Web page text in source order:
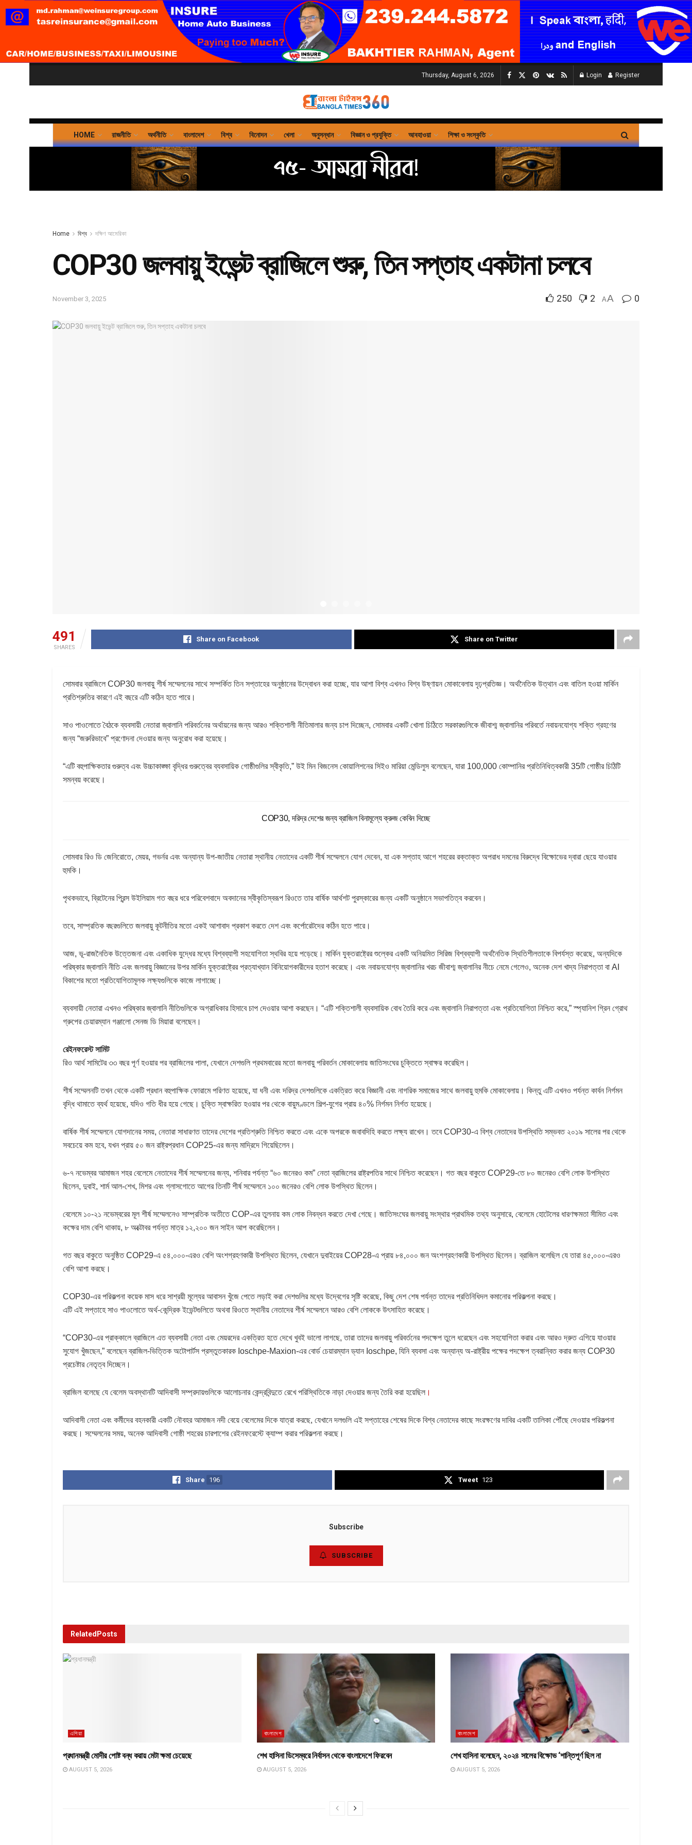
Thursday, August 6, 2026 Login Register
HOME রাজনীতি অর্থনীতি বাংলাদেশ বিশ্ব বিনোদন খেলা অনুসন্ধান বিজ্ঞান ও প্রযুক্তি আবহাওয়া শিক্ষা ও সংস্কৃতি
Home বিশ্ব দক্ষিণ আমেরিকা
COP30 জলবায়ু ইভেন্ট ব্রাজিলে শুরু, তিন সপ্তাহ একটানা চলবে
November 3, 2025 250 2 AA 0
491
SHARES
Share on Facebook Share on Twitter
সোমবার ব্রাজিলে COP30 জলবায়ু শীর্ষ সম্মেলনের সাথে সম্পর্কিত তিন সপ্তাহের অনুষ্ঠানের উদ্বোধন করা হচ্ছে, যার আশা বিশ্ব এখনও বিশ্ব উষ্ণায়ন মোকাবেলায় দৃঢ়প্রতিজ্ঞ। অর্থনৈতিক উত্থান এবং বাতিল হওয়া মার্কিন
প্রতিশ্রুতির কারণে এই বছরে এটি কঠিন হতে পারে।
সাও পাওলোতে বৈঠকে ব্যবসায়ী নেতারা জ্বালানি পরিবর্তনের অর্থায়নের জন্য আরও শক্তিশালী নীতিমালার জন্য চাপ দিচ্ছেন, সোমবার একটি খোলা চিঠিতে সরকারগুলিকে জীবাশ্ম জ্বালানির পরিবর্তে নবায়নযোগ্য শক্তি গ্রহণের
জন্য “জরুরিভাবে” প্রণোদনা দেওয়ার জন্য অনুরোধ করা হয়েছে।
“এটি বহুপাক্ষিকতার গুরুত্ব এবং উচ্চাকাঙ্ক্ষা বৃদ্ধির গুরুত্বের ব্যবসায়িক গোষ্ঠীগুলির স্বীকৃতি,” উই মিন বিজনেস কোয়ালিশনের সিইও মারিয়া মেন্ডিলুস বলেছেন, যারা 100,000 কোম্পানির প্রতিনিধিত্বকারী 35টি গোষ্ঠীর চিঠিটি
সমন্বয় করেছে।
COP30, দরিদ্র দেশের জন্য ব্রাজিল বিনামূল্যে ক্রুজ কেবিন দিচ্ছে
সোমবার রিও ডি জেনিরোতে, মেয়র, গভর্নর এবং অন্যান্য উপ-জাতীয় নেতারা স্থানীয় নেতাদের একটি শীর্ষ সম্মেলনে যোগ দেবেন, যা এক সপ্তাহ আগে শহরের রক্তাক্ত অপরাধ দমনের বিরুদ্ধে বিক্ষোভের দ্বারা ছেয়ে যাওয়ার
হুমকি।
পৃথকভাবে, ব্রিটেনের প্রিন্স উইলিয়াম গত বছর ধরে পরিবেশবাদে অবদানের স্বীকৃতিস্বরূপ রিওতে তার বার্ষিক আর্থশট পুরস্কারের জন্য একটি অনুষ্ঠানে সভাপতিত্ব করবেন।
তবে, সাম্প্রতিক বছরগুলিতে জলবায়ু কূটনীতির মতো একই আশাবাদ প্রকাশ করতে দেশ এবং কর্পোরেটদের কঠিন হতে পারে।
আজ, ভূ-রাজনৈতিক উত্তেজনা এবং একাধিক যুদ্ধের মধ্যে বিশ্বব্যাপী সহযোগিতা স্থবির হয়ে পড়েছে। মার্কিন যুক্তরাষ্ট্রের শুল্কের একটি অনিয়মিত সিরিজ বিশ্বব্যাপী অর্থনৈতিক স্থিতিশীলতাকে বিপর্যস্ত করেছে, অন্যদিকে
পরিষ্কার জ্বালানি নীতি এবং জলবায়ু বিজ্ঞানের উপর মার্কিন যুক্তরাষ্ট্রের প্রত্যাখ্যান বিনিয়োগকারীদের হতাশ করেছে। এবং নবায়নযোগ্য জ্বালানির খরচ জীবাশ্ম জ্বালানির নীচে নেমে গেলেও, অনেক দেশ খাদ্য নিরাপত্তা বা AI
বিকাশের মতো প্রতিযোগিতামূলক লক্ষ্যগুলিকে কাজে লাগাচ্ছে।
ব্যবসায়ী নেতারা এখনও পরিষ্কার জ্বালানি নীতিগুলিকে অগ্রাধিকার হিসাবে চাপ দেওয়ার আশা করছেন। “এটি শক্তিশালী ব্যবসায়িক বোধ তৈরি করে এবং জ্বালানি নিরাপত্তা এবং প্রতিযোগিতা নিশ্চিত করে,” স্প্যানিশ গ্রিন গ্রোথ
গ্রুপের চেয়ারম্যান গঞ্জালো সেনজ ডি মিয়ারা বলেছেন।
রেইনফরেস্ট সামিট
রিও আর্থ সামিটের ৩৩ বছর পূর্ণ হওয়ার পর ব্রাজিলের পালা, যেখানে দেশগুলি প্রথমবারের মতো জলবায়ু পরিবর্তন মোকাবেলায় জাতিসংঘের চুক্তিতে স্বাক্ষর করেছিল।
শীর্ষ সম্মেলনটি তখন থেকে একটি প্রধান বহুপাক্ষিক ফোরামে পরিণত হয়েছে, যা ধনী এবং দরিদ্র দেশগুলিকে একত্রিত করে বিজ্ঞানী এবং নাগরিক সমাজের সাথে জলবায়ু হুমকি মোকাবেলায়। কিন্তু এটি এখনও পর্যন্ত কার্বন নির্গমন
বৃদ্ধি থামাতে ব্যর্থ হয়েছে, যদিও গতি ধীর হয়ে গেছে। চুক্তি স্বাক্ষরিত হওয়ার পর থেকে বায়ুমণ্ডলে শিল্প-যুগের প্রায় ৪০% নির্গমন নির্গত হয়েছে।
বার্ষিক শীর্ষ সম্মেলনে যোগদানের সময়, নেতারা সাধারণত তাদের দেশের প্রতিশ্রুতি নিশ্চিত করতে এবং একে অপরকে জবাবদিহি করতে লক্ষ্য রাখেন। তবে COP30-এ বিশ্ব নেতাদের উপস্থিতি সম্ভবত ২০১৯ সালের পর থেকে
সবচেয়ে কম হবে, যখন প্রায় ৫০ জন রাষ্ট্রপ্রধান COP25-এর জন্য মাদ্রিদে গিয়েছিলেন।
৬-৭ নভেম্বর আমাজন শহর বেলেমে নেতাদের শীর্ষ সম্মেলনের জন্য, শনিবার পর্যন্ত “৬০ জনেরও কম” নেতা ব্রাজিলের রাষ্ট্রপতির সাথে নিশ্চিত করেছেন। গত বছর বাকুতে COP29-তে ৮০ জনেরও বেশি লোক উপস্থিত
ছিলেন, দুবাই, শার্ম আল-শেখ, মিশর এবং গ্লাসগোতে আগের তিনটি শীর্ষ সম্মেলনে ১০০ জনেরও বেশি লোক উপস্থিত ছিলেন।
বেলেমে ১০-২১ নভেম্বরের মূল শীর্ষ সম্মেলনেও সাম্প্রতিক অতীতে COP-এর তুলনায় কম লোক নিবন্ধন করতে দেখা গেছে। জাতিসংঘের জলবায়ু সংস্থার প্রাথমিক তথ্য অনুসারে, বেলেমে হোটেলের ধারণক্ষমতা সীমিত এবং
কক্ষের দাম বেশি থাকায়, ৮ অক্টোবর পর্যন্ত মাত্র ১২,২০০ জন সাইন আপ করেছিলেন।
গত বছর বাকুতে অনুষ্ঠিত COP29-এ ৫৪,০০০-এরও বেশি অংশগ্রহণকারী উপস্থিত ছিলেন, যেখানে দুবাইয়ের COP28-এ প্রায় ৮৪,০০০ জন অংশগ্রহণকারী উপস্থিত ছিলেন। ব্রাজিল বলেছিল যে তারা ৪৫,০০০-এরও
বেশি আশা করছে।
COP30-এর পরিকল্পনা কয়েক মাস ধরে সাশ্রয়ী মূল্যের আবাসন খুঁজে পেতে লড়াই করা দেশগুলির মধ্যে উদ্বেগের সৃষ্টি করেছে, কিছু দেশ শেষ পর্যন্ত তাদের প্রতিনিধিদল কমানোর পরিকল্পনা করছে।
এটি এই সপ্তাহে সাও পাওলোতে অর্থ-কেন্দ্রিক ইভেন্টগুলিতে অথবা রিওতে স্থানীয় নেতাদের শীর্ষ সম্মেলনে আরও বেশি লোককে উৎসাহিত করেছে।
“COP30-এর প্রাক্কালে ব্রাজিলে এত ব্যবসায়ী নেতা এবং মেয়রদের একত্রিত হতে দেখে খুবই ভালো লাগছে, তারা তাদের জলবায়ু পরিবর্তনের পদক্ষেপ তুলে ধরেছেন এবং সহযোগিতা করার এবং আরও দ্রুত এগিয়ে যাওয়ার
সুযোগ খুঁজছেন,” বলেছেন ব্রাজিল-ভিত্তিক অটোপার্টস প্রস্তুতকারক Ioschpe-Maxion-এর বোর্ড চেয়ারম্যান ড্যান Ioschpe, যিনি ব্যবসা এবং অন্যান্য অ-রাষ্ট্রীয় পক্ষের পদক্ষেপ ত্বরান্বিত করার জন্য COP30
প্রচেষ্টার নেতৃত্ব দিচ্ছেন।
ব্রাজিল বলেছে যে বেলেম অবস্থানটি আদিবাসী সম্প্রদায়গুলিকে আলোচনার কেন্দ্রবিন্দুতে রেখে পরিস্থিতিকে নাড়া দেওয়ার জন্য তৈরি করা হয়েছিল ।
আদিবাসী নেতা এবং কর্মীদের বহনকারী একটি নৌবহর আমাজন নদী বেয়ে বেলেমের দিকে যাত্রা করছে, যেখানে দলগুলি এই সপ্তাহের শেষের দিকে বিশ্ব নেতাদের কাছে সংরক্ষণের দাবির একটি তালিকা পৌঁছে দেওয়ার পরিকল্পনা
করছে। সম্মেলনের সময়, অনেক আদিবাসী গোষ্ঠী শহরের চারপাশের রেইনফরেস্টে ক্যাম্প করার পরিকল্পনা করছে।
Share 196 Tweet 123
Subscribe
SUBSCRIBE
RelatedPosts
এশিয়া
প্রধানমন্ত্রী মোদীর পোষ্ট বন্ধ করায় মেটা ক্ষমা চেয়েছে
AUGUST 5, 2026
বাংলাদেশ
শেখ হাসিনা ডিসেম্বরে নির্বাসন থেকে বাংলাদেশে ফিরবেন
AUGUST 5, 2026
বাংলাদেশ
শেখ হাসিনা বলেছেন, ২০২৪ সালের বিক্ষোভ ‘শান্তিপূর্ণ ছিল না
AUGUST 5, 2026